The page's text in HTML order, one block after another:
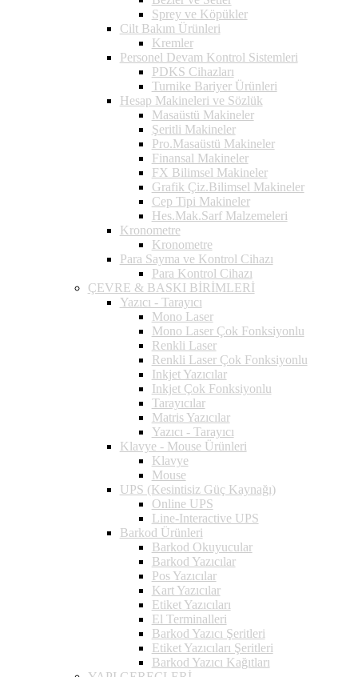
Sprey ve Köpükler
Cilt Bakım Ürünleri
Kremler
Personel Devam Kontrol Sistemleri
PDKS Cihazları
Turnike Bariyer Ürünleri
Hesap Makineleri ve Sözlük
Masaüstü Makineler
Şeritli Makineler
Pro.Masaüstü Makineler
Finansal Makineler
FX Bilimsel Makineler
Grafik Çiz.Bilimsel Makineler
Cep Tipi Makineler
Hes.Mak.Sarf Malzemeleri
Kronometre
Kronometre
Para Sayma ve Kontrol Cihazı
Para Kontrol Cihazı
ÇEVRE & BASKI BİRİMLERİ
Yazıcı - Tarayıcı
Mono Laser
Mono Laser Çok Fonksiyonlu
Renkli Laser
Renkli Laser Çok Fonksiyonlu
Inkjet Yazıcılar
Inkjet Çok Fonksiyonlu
Tarayıcılar
Matris Yazıcılar
Yazıcı - Tarayıcı
Klavye - Mouse Ürünleri
Klavye
Mouse
UPS (Kesintisiz Güç Kaynağı)
Online UPS
Line-Interactive UPS
Barkod Ürünleri
Barkod Okuyucular
Barkod Yazıcılar
Pos Yazıcılar
Kart Yazıcılar
Etiket Yazıcıları
El Terminalleri
Barkod Yazıcı Şeritleri
Etiket Yazıcıları Şeritleri
Barkod Yazıcı Kağıtları